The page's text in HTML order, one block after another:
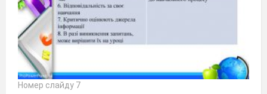
Номер слайду 7